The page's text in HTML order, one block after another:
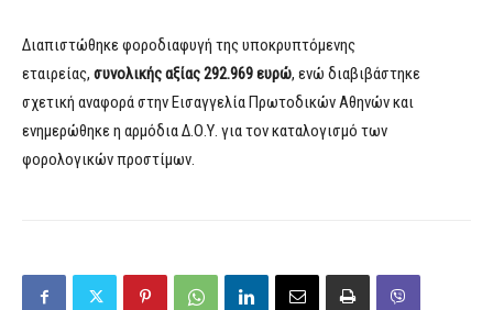
Διαπιστώθηκε φοροδιαφυγή της υποκρυπτόμενης
εταιρείας, συνολικής αξίας 292.969 ευρώ, ενώ διαβιβάστηκε
σχετική αναφορά στην Εισαγγελία Πρωτοδικών Αθηνών και
ενημερώθηκε η αρμόδια Δ.Ο.Υ. για τον καταλογισμό των
φορολογικών προστίμων.